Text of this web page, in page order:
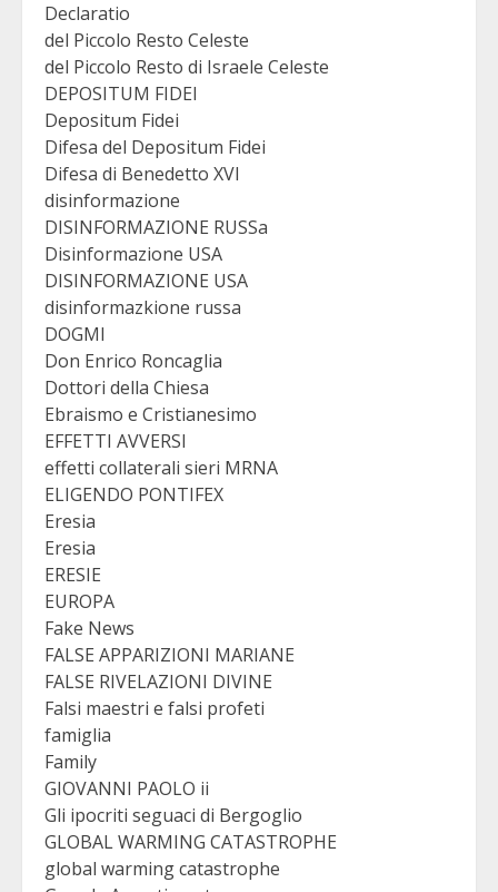
Declaratio
del Piccolo Resto Celeste
del Piccolo Resto di Israele Celeste
DEPOSITUM FIDEI
Depositum Fidei
Difesa del Depositum Fidei
Difesa di Benedetto XVI
disinformazione
DISINFORMAZIONE RUSSa
Disinformazione USA
DISINFORMAZIONE USA
disinformazkione russa
DOGMI
Don Enrico Roncaglia
Dottori della Chiesa
Ebraismo e Cristianesimo
EFFETTI AVVERSI
effetti collaterali sieri MRNA
ELIGENDO PONTIFEX
Eresia
Eresia
ERESIE
EUROPA
Fake News
FALSE APPARIZIONI MARIANE
FALSE RIVELAZIONI DIVINE
Falsi maestri e falsi profeti
famiglia
Family
GIOVANNI PAOLO ii
Gli ipocriti seguaci di Bergoglio
GLOBAL WARMING CATASTROPHE
global warming catastrophe